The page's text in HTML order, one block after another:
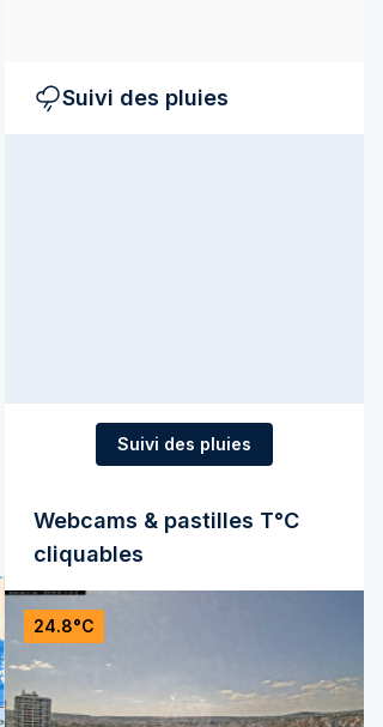
Suivi des pluies
Suivi des pluies
Webcams & pastilles T°C
cliquables
24.8°C